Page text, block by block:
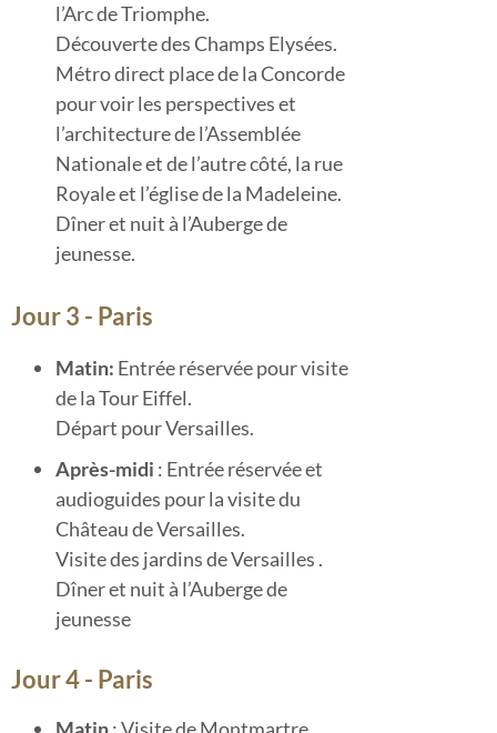
l’Arc de Triomphe.
Découverte des Champs Elysées.
Métro direct place de la Concorde
pour voir les perspectives et
l’architecture de l’Assemblée
Nationale et de l’autre côté, la rue
Royale et l’église de la Madeleine.
Dîner et nuit à l’Auberge de
jeunesse.
Jour 3 - Paris
Matin: Entrée réservée pour visite
de la Tour Eiffel.
Départ pour Versailles.
Après-midi : Entrée réservée et
audioguides pour la visite du
Château de Versailles.
Visite des jardins de Versailles .
Dîner et nuit à l’Auberge de
jeunesse
Jour 4 - Paris